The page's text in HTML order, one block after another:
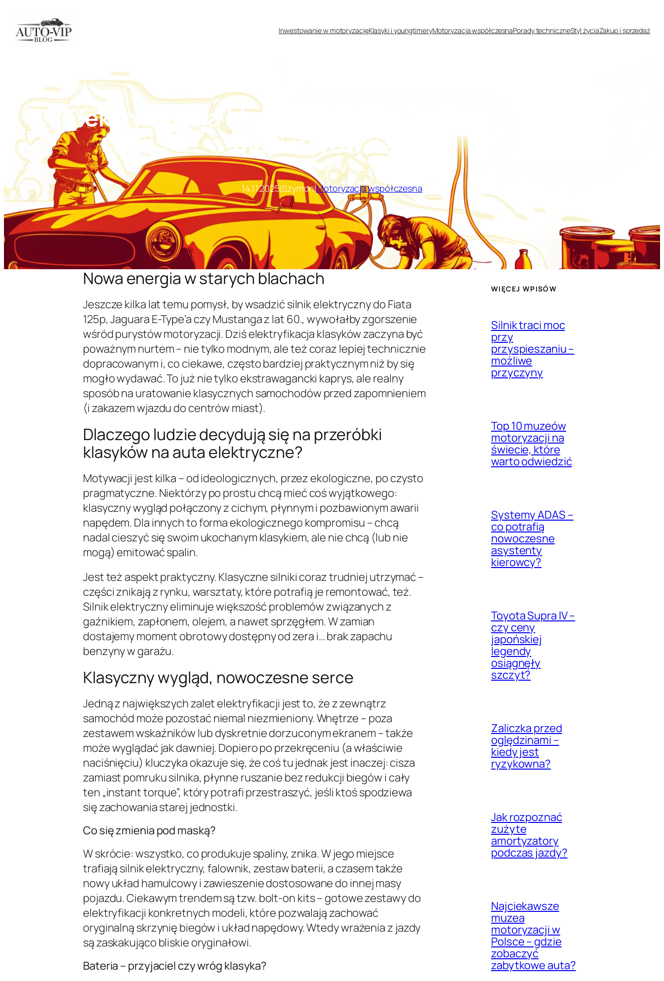
treści
Inwestowanie w motoryzacjęKlasyki i youngtimeryMotoryzacja współczesnaPorady techniczneStyl życiaZakup i sprzedaż
Elektryfikacja klasyków – moda na przerabianie
oldtimerów na EV
14.11.2025|Szymon|Motoryzacja współczesna
Nowa energia w starych blachach
Jeszcze kilka lat temu pomysł, by wsadzić silnik elektryczny do Fiata
125p, Jaguara E-Type’a czy Mustanga z lat 60., wywołałby zgorszenie
wśród purystów motoryzacji. Dziś elektryfikacja klasyków zaczyna być
poważnym nurtem – nie tylko modnym, ale też coraz lepiej technicznie
dopracowanym i, co ciekawe, często bardziej praktycznym niż by się
mogło wydawać. To już nie tylko ekstrawagancki kaprys, ale realny
sposób na uratowanie klasycznych samochodów przed zapomnieniem
(i zakazem wjazdu do centrów miast).
Dlaczego ludzie decydują się na przeróbki
klasyków na auta elektryczne?
Motywacji jest kilka – od ideologicznych, przez ekologiczne, po czysto
pragmatyczne. Niektórzy po prostu chcą mieć coś wyjątkowego:
klasyczny wygląd połączony z cichym, płynnym i pozbawionym awarii
napędem. Dla innych to forma ekologicznego kompromisu – chcą
nadal cieszyć się swoim ukochanym klasykiem, ale nie chcą (lub nie
mogą) emitować spalin.
Jest też aspekt praktyczny. Klasyczne silniki coraz trudniej utrzymać –
części znikają z rynku, warsztaty, które potrafią je remontować, też.
Silnik elektryczny eliminuje większość problemów związanych z
gaźnikiem, zapłonem, olejem, a nawet sprzęgłem. W zamian
dostajemy moment obrotowy dostępny od zera i… brak zapachu
benzyny w garażu.
Klasyczny wygląd, nowoczesne serce
Jedną z największych zalet elektryfikacji jest to, że z zewnątrz
samochód może pozostać niemal niezmieniony. Wnętrze – poza
zestawem wskaźników lub dyskretnie dorzuconym ekranem – także
może wyglądać jak dawniej. Dopiero po przekręceniu (a właściwie
naciśnięciu) kluczyka okazuje się, że coś tu jednak jest inaczej: cisza
zamiast pomruku silnika, płynne ruszanie bez redukcji biegów i cały
ten „instant torque”, który potrafi przestraszyć, jeśli ktoś spodziewa
się zachowania starej jednostki.
Co się zmienia pod maską?
W skrócie: wszystko, co produkuje spaliny, znika. W jego miejsce
trafiają silnik elektryczny, falownik, zestaw baterii, a czasem także
nowy układ hamulcowy i zawieszenie dostosowane do innej masy
pojazdu. Ciekawym trendem są tzw. bolt-on kits– gotowe zestawy do
elektryfikacji konkretnych modeli, które pozwalają zachować
oryginalną skrzynię biegów i układ napędowy. Wtedy wrażenia z jazdy
są zaskakująco bliskie oryginałowi.
Bateria – przyjaciel czy wróg klasyka?
WIĘCEJ WPISÓW
Silnik traci moc
przy
przyspieszaniu –
możliwe
przyczyny
Top 10 muzeów
motoryzacji na
świecie, które
warto odwiedzić
Systemy ADAS –
co potrafią
nowoczesne
asystenty
kierowcy?
Toyota Supra IV –
czy ceny
japońskiej
legendy
osiągnęły
szczyt?
Zaliczka przed
oględzinami –
kiedy jest
ryzykowna?
Jak rozpoznać
zużyte
amortyzatory
podczas jazdy?
Najciekawsze
muzea
motoryzacji w
Polsce – gdzie
zobaczyć
zabytkowe auta?